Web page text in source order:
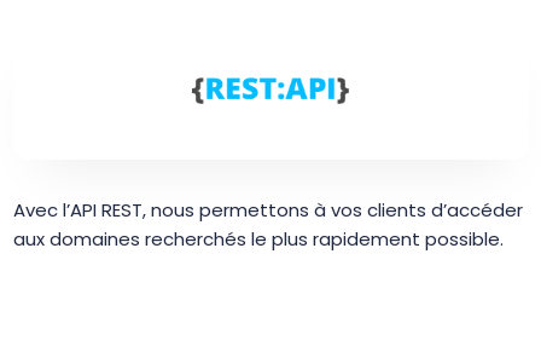
Avec l’API REST, nous permettons à vos clients d’accéder
aux domaines recherchés le plus rapidement possible.